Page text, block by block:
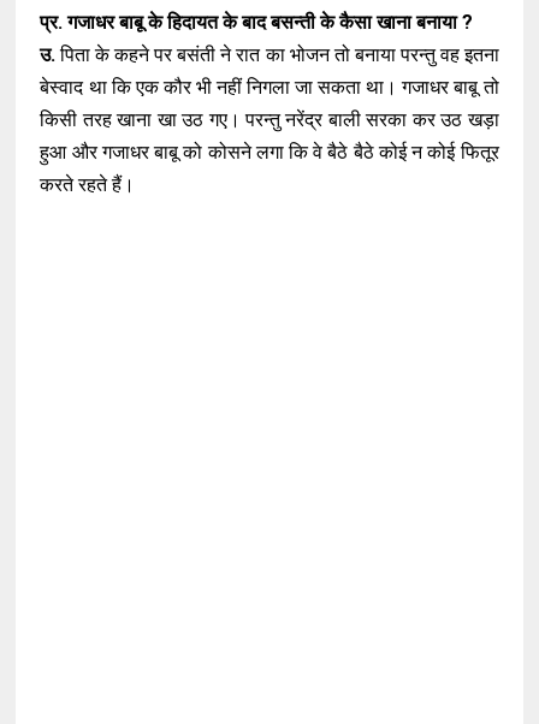
प्र. गजाधर बाबू के हिदायत के बाद बसन्ती के कैसा खाना बनाया ?
उ.पिता के कहने पर बसंती ने रात का भोजन तो बनाया परन्तु वह इतना
बेस्वाद था कि एक कौर भी नहीं निगला जा सकता था। गजाधर बाबू तो
किसी तरह खाना खा उठ गए। परन्तु नरेंद्र बाली सरका कर उठ खड़ा
हुआ और गजाधर बाबू को कोसने लगा कि वे बैठे बैठे कोई न कोई फितूर
करते रहते हैं।